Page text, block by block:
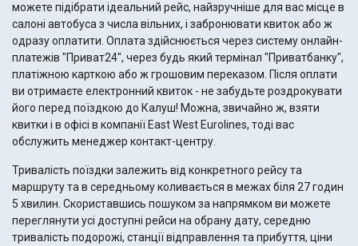
можете підібрати ідеальний рейс, найзручніше для вас місце в
салоні автобуса з числа вільних, і забронювати квиток або ж
одразу оплатити. Оплата здійснюється через систему онлайн-
платежів "Приват24", через будь який термінал "Приватбанку",
платіжною карткою або ж грошовим переказом. Після оплати
ви отримаєте електронний квиток - не забудьте роздрокувати
його перед поїздкою до Калуш! Можна, звичайно ж, взяти
квитки і в офісі в компанії East West Eurolines, тоді вас
обслужить менеджер контакт-центру.
Тривалість поїздки залежить від конкретного рейсу та
маршруту та в середньому коливається в межах біля 27 годин
5 хвилин. Скориставшись пошуком за напрямком ви можете
переглянути усі доступні рейси на обрану дату, середню
тривалість подорожі, станції відправлення та прибуття, ціни